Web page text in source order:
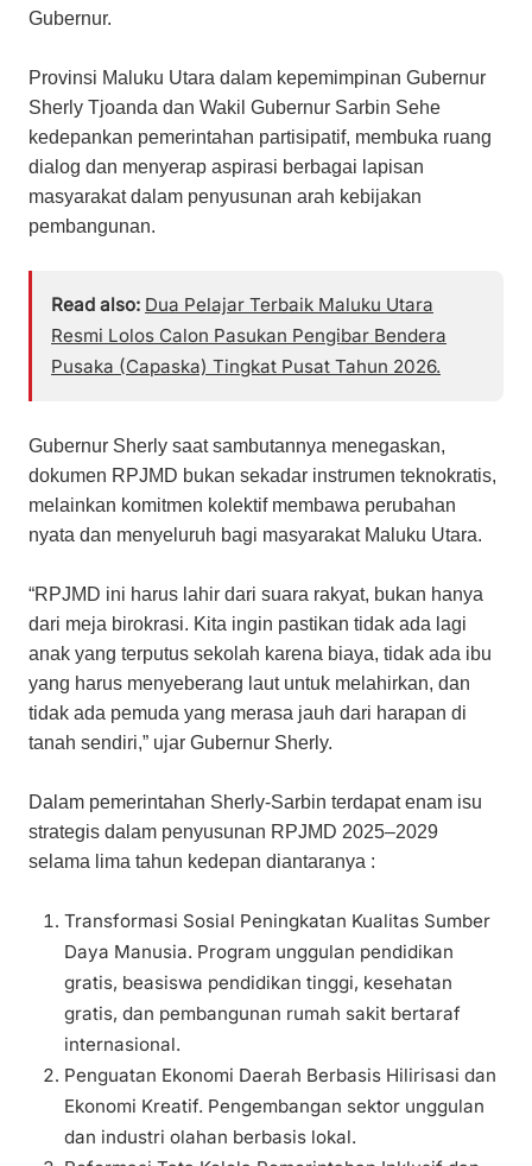
Gubernur.
Provinsi Maluku Utara dalam kepemimpinan Gubernur
Sherly Tjoanda dan Wakil Gubernur Sarbin Sehe
kedepankan pemerintahan partisipatif, membuka ruang
dialog dan menyerap aspirasi berbagai lapisan
masyarakat dalam penyusunan arah kebijakan
pembangunan.
Read also: Dua Pelajar Terbaik Maluku Utara
Resmi Lolos Calon Pasukan Pengibar Bendera
Pusaka (Capaska) Tingkat Pusat Tahun 2026.
Gubernur Sherly saat sambutannya menegaskan,
dokumen RPJMD bukan sekadar instrumen teknokratis,
melainkan komitmen kolektif membawa perubahan
nyata dan menyeluruh bagi masyarakat Maluku Utara.
“RPJMD ini harus lahir dari suara rakyat, bukan hanya
dari meja birokrasi. Kita ingin pastikan tidak ada lagi
anak yang terputus sekolah karena biaya, tidak ada ibu
yang harus menyeberang laut untuk melahirkan, dan
tidak ada pemuda yang merasa jauh dari harapan di
tanah sendiri,” ujar Gubernur Sherly.
Dalam pemerintahan Sherly-Sarbin terdapat enam isu
strategis dalam penyusunan RPJMD 2025–2029
selama lima tahun kedepan diantaranya :
Transformasi Sosial Peningkatan Kualitas Sumber
Daya Manusia. Program unggulan pendidikan
gratis, beasiswa pendidikan tinggi, kesehatan
gratis, dan pembangunan rumah sakit bertaraf
internasional.
Penguatan Ekonomi Daerah Berbasis Hilirisasi dan
Ekonomi Kreatif. Pengembangan sektor unggulan
dan industri olahan berbasis lokal.